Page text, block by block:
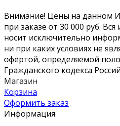
Внимание! Цены на данном
при заказе от 30 000 руб.
носит исключительно
ни при каких условиях не
офертой, определяемой
Гражданского кодекса
Магазин
Корзина
Оформить заказ
Информация